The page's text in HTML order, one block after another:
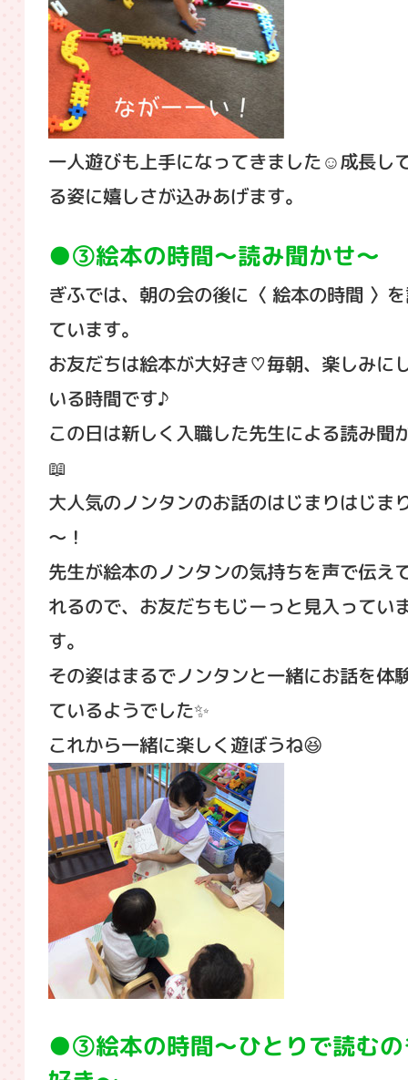
一人遊びも上手になってきました☺成長し
る姿に嬉しさが込みあげます。
③絵本の時間～読み聞かせ～
ぎふでは、朝の会の後に〈 絵本の時間 〉
ています。
お友だちは絵本が大好き♡毎朝、楽しみに
いる時間です♪
この日は新しく入職した先生による読み聞
📖
大人気のノンタンのお話のはじまりはじま
～！
先生が絵本のノンタンの気持ちを声で伝え
れるので、お友だちもじーっと見入ってい
す。
その姿はまるでノンタンと一緒にお話を体
ているようでした✨
これから一緒に楽しく遊ぼうね😆
③絵本の時間～ひとりで読む